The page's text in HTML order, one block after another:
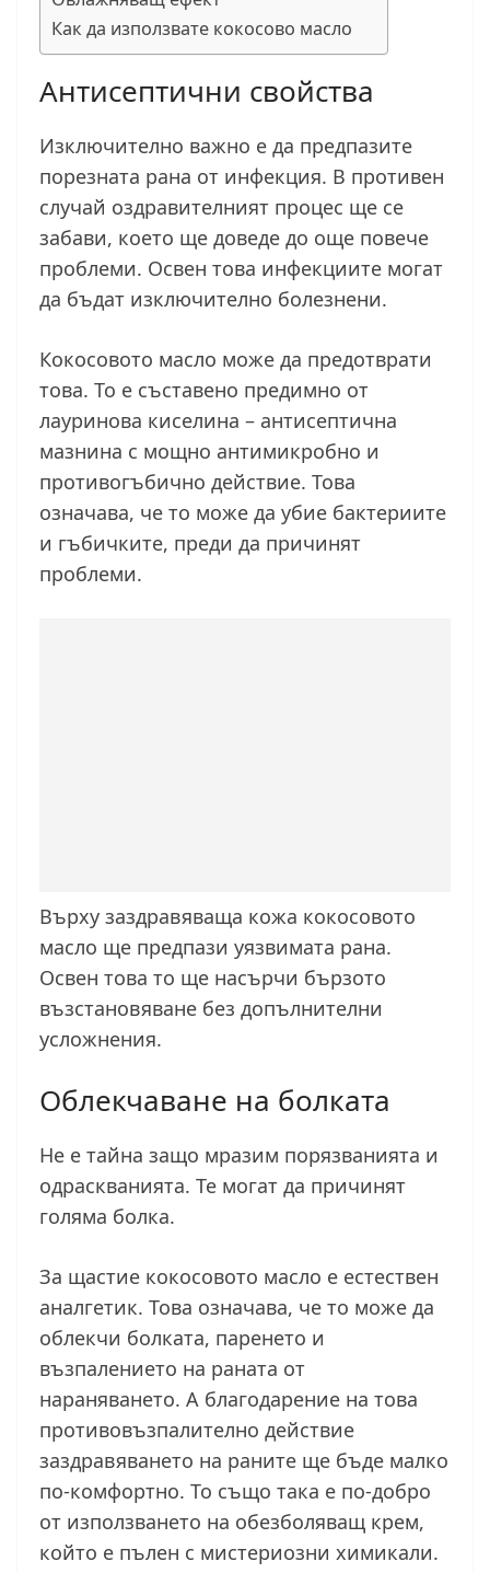
Как да използвате кокосово масло
Антисептични свойства
Изключително важно е да предпазите
порезната рана от инфекция. В противен
случай оздравителният процес ще се
забави, което ще доведе до още повече
проблеми. Освен това инфекциите могат
да бъдат изключително болезнени.
Кокосовото масло може да предотврати
това. То е съставено предимно от
лауринова киселина – антисептична
мазнина с мощно антимикробно и
противогъбично действие. Това
означава, че то може да убие бактериите
и гъбичките, преди да причинят
проблеми.
Върху заздравяваща кожа кокосовото
масло ще предпази уязвимата рана.
Освен това то ще насърчи бързото
възстановяване без допълнителни
усложнения.
Облекчаване на болката
Не е тайна защо мразим порязванията и
одраскванията. Те могат да причинят
голяма болка.
За щастие кокосовото масло е естествен
аналгетик. Това означава, че то може да
облекчи болката, паренето и
възпалението на раната от
нараняването. А благодарение на това
противовъзпалително действие
заздравяването на раните ще бъде малко
по-комфортно. То също така е по-добро
от използването на обезболяващ крем,
който е пълен с мистериозни химикали.